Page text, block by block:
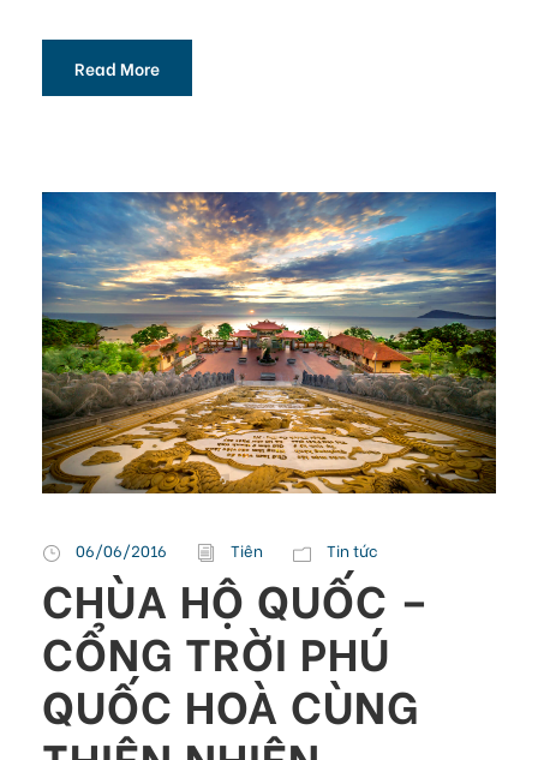
Read More
06/06/2016 Tiên Tin tức
CHÙA HỘ QUỐC –
CỔNG TRỜI PHÚ
QUỐC HOÀ CÙNG